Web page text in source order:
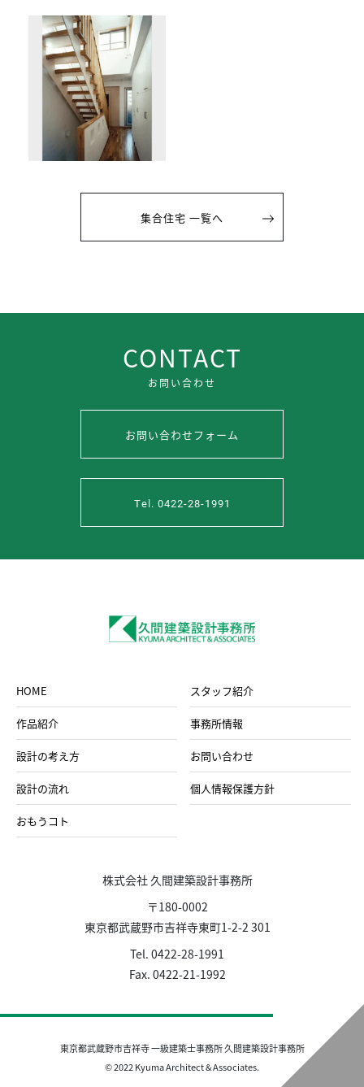
東京都武蔵野市吉祥寺 一級建築士事務所 久間建築設計事務所
集合住宅 一覧へ
CONTACT
お問い合わせ
お問い合わせフォーム
Tel. 0422-28-1991
HOME
作品紹介
設計の考え方
設計の流れ
おもうコト
スタッフ紹介
事務所情報
お問い合わせ
個人情報保護方針
株式会社 久間建築設計事務所
〒180-0002
東京都武蔵野市吉祥寺東町1-2-2 301
Tel. 0422-28-1991
Fax. 0422-21-1992
© 2022 Kyuma Architect & Associates.